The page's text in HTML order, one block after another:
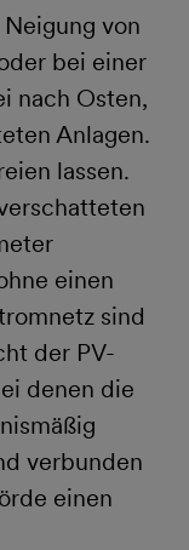
von
bei einer
nach Osten,
Anlagen.
lassen.
einen
sind
der PV-
denen die
verbunden
einen